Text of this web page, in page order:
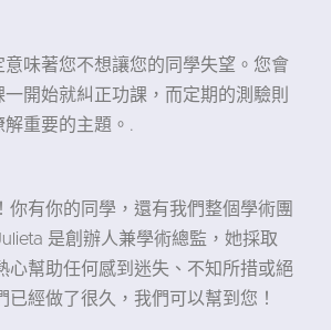
意味著您不想讓您的同學失望。您會
一開始就糾正功課，而定期的測驗則
解重要的主題。.
你有你的同學，還有我們整個學術團
是創辦人兼學術總監，她採取
心幫助任何感到迷失、不知所措或絕
已經做了很久，我們可以幫到您！